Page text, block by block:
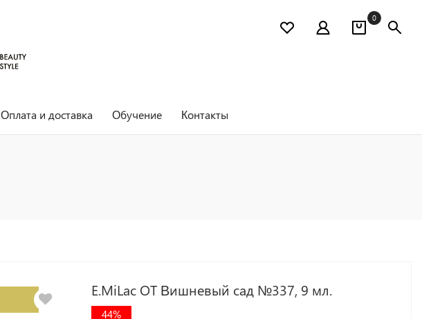
0
Оплата и доставка Обучение Контакты
E.MiLac OT Вишневый сад №337, 9 мл.
44%